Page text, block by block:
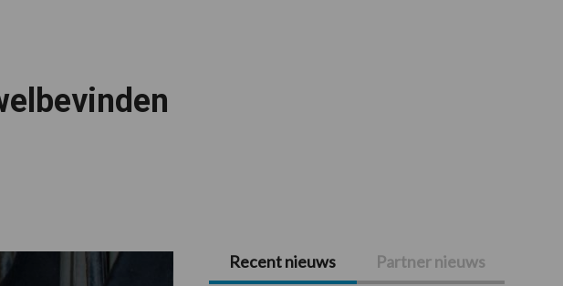
Primaire
Recent nieuws Partner nieuws